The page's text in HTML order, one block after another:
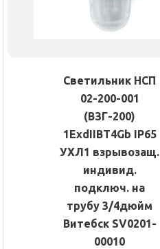
Светильник НСП
02-200-001
(ВЗГ-200)
1ExdIIBT4Gb IP65
УХЛ1 взрывозащ.
индивид.
подключ. на
трубу 3/4дюйм
Витебск SV0201-
00010